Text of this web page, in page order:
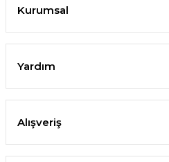
Kurumsal
Yardım
Alışveriş